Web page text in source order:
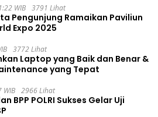
WIB 3791 Lihat
Pengunjung Ramaikan Paviliun
Expo 2025
3772 Lihat
Laptop yang Baik dan Benar &
yang Tepat
WIB 2966 Lihat
BPP POLRI Sukses Gelar Uji